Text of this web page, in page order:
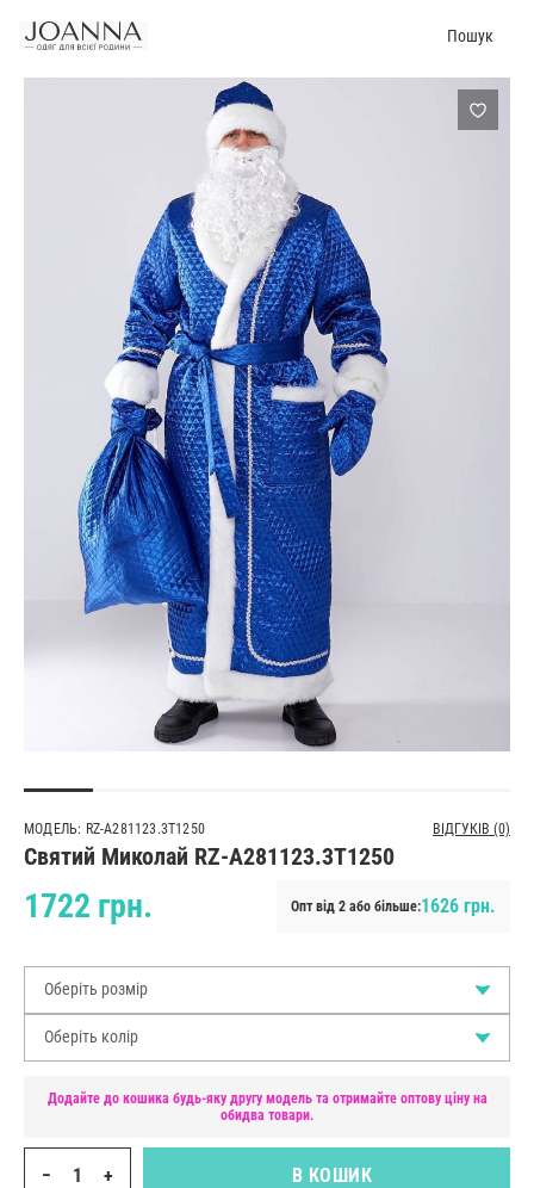
Пошук
МОДЕЛЬ: RZ-A281123.3T1250 ВІДГУКІВ (0)
Святий Миколай RZ-A281123.3T1250
1722 грн. Опт від 2 або більше:1626 грн.
Оберіть розмір
Оберіть колір
Додайте до кошика будь-яку другу модель та отримайте оптову ціну на
обидва товари.
− + В КОШИК